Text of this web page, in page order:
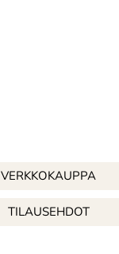
VERKKOKAUPPA
TILAUSEHDOT